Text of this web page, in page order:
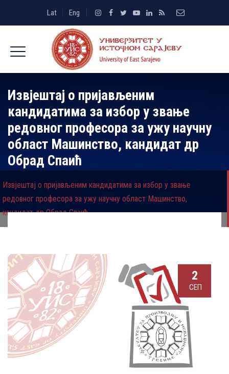
Lat Eng
Извјештај о пријављеним
кандидатима за избор у звање
редовног професора за ужу научну
област Машинство, кандидат др
Обрад Спаић
Извјештај о пријављеним кандидатима за избор у звање
редовног професора за ужу научну област Машинство,
кандидат др Обрад Спаић
2
СЕП